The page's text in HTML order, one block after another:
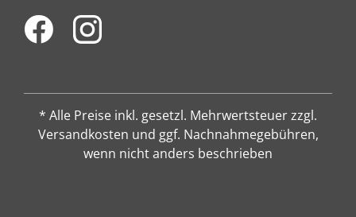
* Alle Preise inkl. gesetzl. Mehrwertsteuer zzgl.
Versandkosten und ggf. Nachnahmegebühren,
wenn nicht anders beschrieben